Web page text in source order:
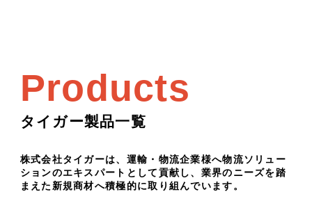
タイガー製品一覧
Products
株式会社タイガーは、運輸・物流企業様へ物流ソリュー
ションのエキスパートとして貢献し、業界のニーズを踏
まえた新規商材へ積極的に取り組んでいます。